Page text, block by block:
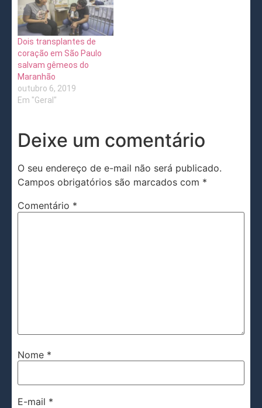
Dois transplantes de
coração em São Paulo
salvam gêmeos do
Maranhão
outubro 6, 2019
Em "Geral"
Deixe um comentário
O seu endereço de e-mail não será publicado.
Campos obrigatórios são marcados com *
Comentário *
Nome *
E-mail *